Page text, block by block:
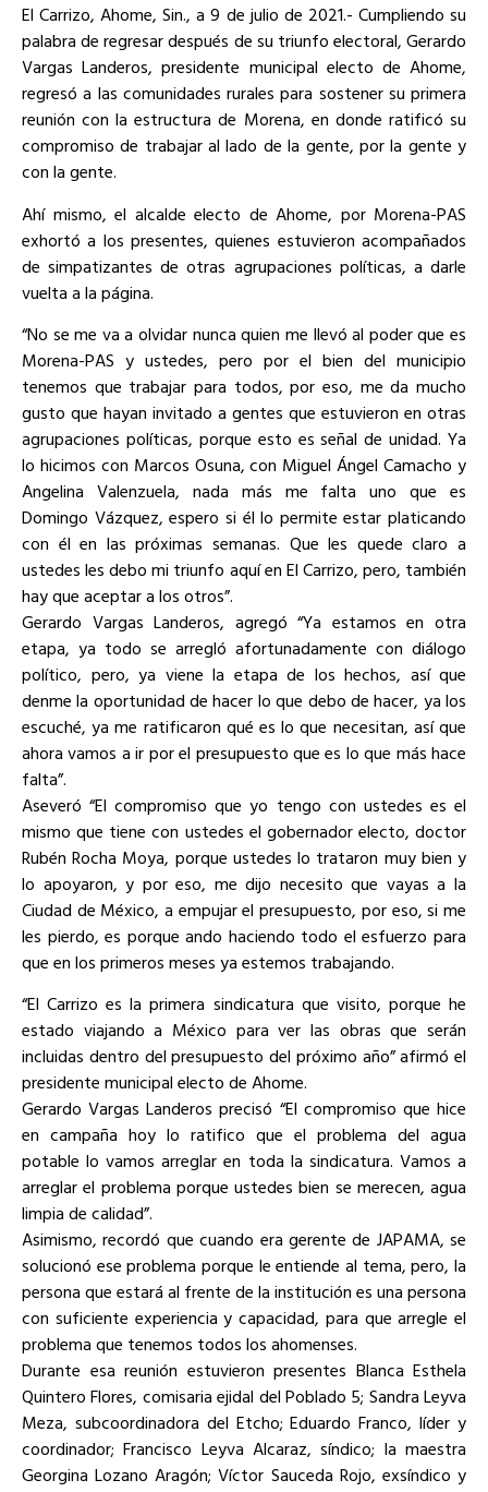
El Carrizo, Ahome, Sin., a 9 de julio de 2021.- Cumpliendo su
palabra de regresar después de su triunfo electoral, Gerardo
Vargas Landeros, presidente municipal electo de Ahome,
regresó a las comunidades rurales para sostener su primera
reunión con la estructura de Morena, en donde ratificó su
compromiso de trabajar al lado de la gente, por la gente y
con la gente.
Ahí mismo, el alcalde electo de Ahome, por Morena-PAS
exhortó a los presentes, quienes estuvieron acompañados
de simpatizantes de otras agrupaciones políticas, a darle
vuelta a la página.
“No se me va a olvidar nunca quien me llevó al poder que es
Morena-PAS y ustedes, pero por el bien del municipio
tenemos que trabajar para todos, por eso, me da mucho
gusto que hayan invitado a gentes que estuvieron en otras
agrupaciones políticas, porque esto es señal de unidad. Ya
lo hicimos con Marcos Osuna, con Miguel Ángel Camacho y
Angelina Valenzuela, nada más me falta uno que es
Domingo Vázquez, espero si él lo permite estar platicando
con él en las próximas semanas. Que les quede claro a
ustedes les debo mi triunfo aquí en El Carrizo, pero, también
hay que aceptar a los otros”.
Gerardo Vargas Landeros, agregó “Ya estamos en otra
etapa, ya todo se arregló afortunadamente con diálogo
político, pero, ya viene la etapa de los hechos, así que
denme la oportunidad de hacer lo que debo de hacer, ya los
escuché, ya me ratificaron qué es lo que necesitan, así que
ahora vamos a ir por el presupuesto que es lo que más hace
falta”.
Aseveró “El compromiso que yo tengo con ustedes es el
mismo que tiene con ustedes el gobernador electo, doctor
Rubén Rocha Moya, porque ustedes lo trataron muy bien y
lo apoyaron, y por eso, me dijo necesito que vayas a la
Ciudad de México, a empujar el presupuesto, por eso, si me
les pierdo, es porque ando haciendo todo el esfuerzo para
que en los primeros meses ya estemos trabajando.
“El Carrizo es la primera sindicatura que visito, porque he
estado viajando a México para ver las obras que serán
incluidas dentro del presupuesto del próximo año” afirmó el
presidente municipal electo de Ahome.
Gerardo Vargas Landeros precisó “El compromiso que hice
en campaña hoy lo ratifico que el problema del agua
potable lo vamos arreglar en toda la sindicatura. Vamos a
arreglar el problema porque ustedes bien se merecen, agua
limpia de calidad”.
Asimismo, recordó que cuando era gerente de JAPAMA, se
solucionó ese problema porque le entiende al tema, pero, la
persona que estará al frente de la institución es una persona
con suficiente experiencia y capacidad, para que arregle el
problema que tenemos todos los ahomenses.
Durante esa reunión estuvieron presentes Blanca Esthela
Quintero Flores, comisaria ejidal del Poblado 5; Sandra Leyva
Meza, subcoordinadora del Etcho; Eduardo Franco, líder y
coordinador; Francisco Leyva Alcaraz, síndico; la maestra
Georgina Lozano Aragón; Víctor Sauceda Rojo, exsíndico y